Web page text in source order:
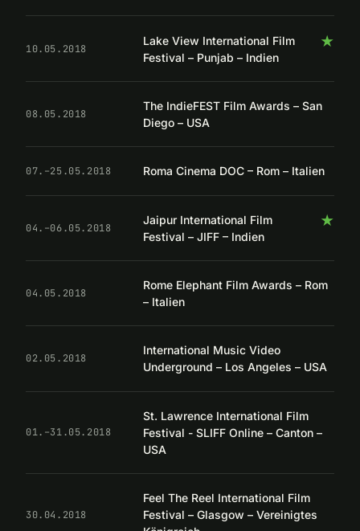
10.05.2018 ★
Lake View International Film
Festival – Punjab – Indien
08.05.2018
The IndieFEST Film Awards – San
Diego – USA
07.–25.05.2018 Roma Cinema DOC – Rom – Italien
04.–06.05.2018 ★
Jaipur International Film
Festival – JIFF – Indien
04.05.2018
Rome Elephant Film Awards – Rom
– Italien
02.05.2018
International Music Video
Underground – Los Angeles – USA
01.–31.05.2018
St. Lawrence International Film
Festival - SLIFF Online – Canton –
USA
30.04.2018
Feel The Reel International Film
Festival – Glasgow – Vereinigtes